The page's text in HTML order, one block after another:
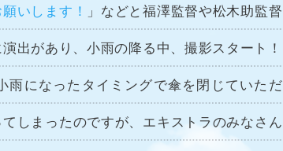
いします！ 」などと福澤監督や松木助監督
出があり、小雨の降る中、撮影スタート！
雨になったタイミングで傘を閉じていただ
しまったのですが、エキストラのみなさん